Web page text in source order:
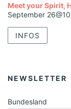
Meet your Spirit,
September
INFOS
NEWSLETTER
Bundesland